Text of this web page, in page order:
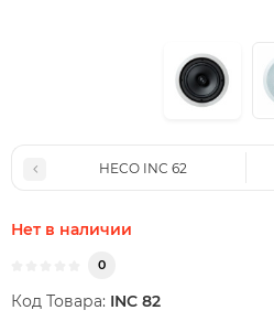
HECO INC 62
Нет в наличии
0
Код Товара: INC 82